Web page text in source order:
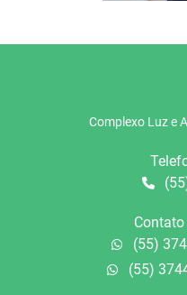
Complexo Luz e
(55)
(55)